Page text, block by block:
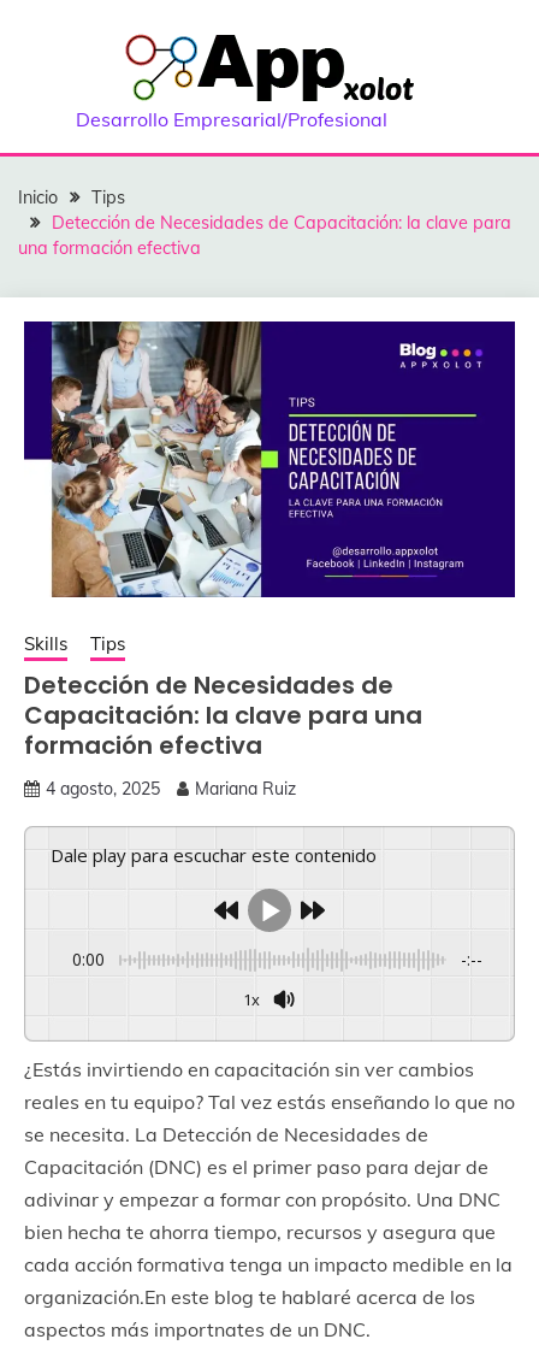
Desarrollo Empresarial/Profesional
Inicio
Tips
Detección de Necesidades de Capacitación: la clave para
una formación efectiva
Skills Tips
Detección de Necesidades de
Capacitación: la clave para una
formación efectiva
4 agosto, 2025 Mariana Ruiz
Dale play para escuchar este contenido
0:00 -:--
1x
¿Estás invirtiendo en capacitación sin ver cambios
reales en tu equipo? Tal vez estás enseñando lo que no
se necesita. La Detección de Necesidades de
Capacitación (DNC) es el primer paso para dejar de
adivinar y empezar a formar con propósito. Una DNC
bien hecha te ahorra tiempo, recursos y asegura que
cada acción formativa tenga un impacto medible en la
organización.En este blog te hablaré acerca de los
aspectos más importnates de un DNC.